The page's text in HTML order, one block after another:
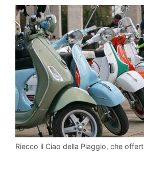
Riecco il Ciao della Piaggio, che